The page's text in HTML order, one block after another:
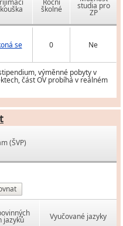
Roční
školné studia pro
ZP
se 0 Ne
výměnné pobyty v
část OV probíhá v reálném
(ŠVP)
jazyků Vyučované jazyky